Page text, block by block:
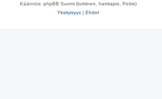
Käännös: phpBB Suomi (lurttinen, harritapio, Pettis)
Yksityisyys | Ehdot